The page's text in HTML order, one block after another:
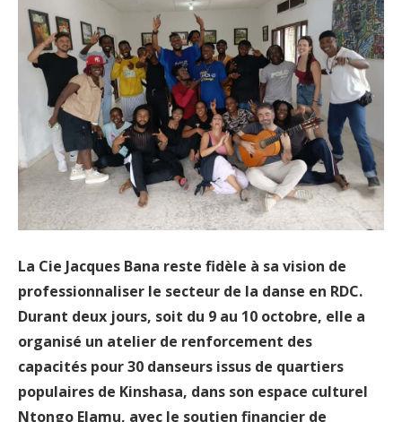
La Cie Jacques Bana reste fidèle à sa vision de
professionnaliser le secteur de la danse en RDC.
Durant deux jours, soit du 9 au 10 octobre, elle a
organisé un atelier de renforcement des
capacités pour 30 danseurs issus de quartiers
populaires de Kinshasa, dans son espace culturel
Ntongo Elamu, avec le soutien financier de